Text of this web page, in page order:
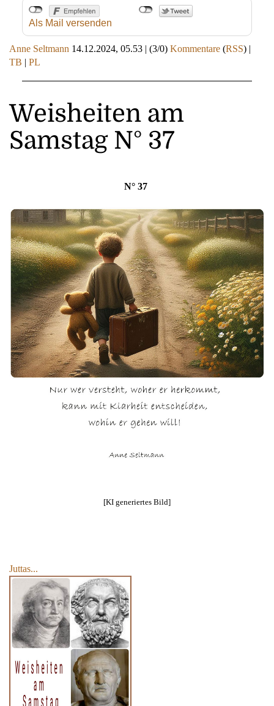
Als Mail versenden
Anne Seltmann 14.12.2024, 05.53 | (3/0) Kommentare (RSS) |
TB | PL
Weisheiten am
Samstag N° 37
N° 37
[KI generiertes Bild]
Juttas...